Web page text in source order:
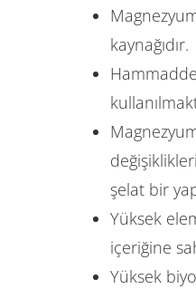
kaynağıdır.
şelat bir
Yüksek
içeriğine
Yüksek